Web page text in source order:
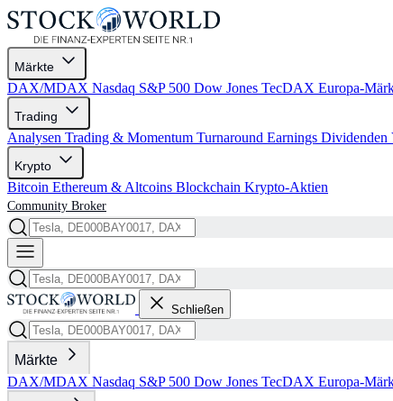
Märkte
DAX/MDAX Nasdaq S&P 500 Dow Jones TecDAX Europa-
Trading
Analysen Trading & Momentum Turnaround Earnings Dividenden
Krypto
Bitcoin Ethereum & Altcoins Blockchain Krypto-Aktien
Community Broker
Schließen
Märkte
DAX/MDAX Nasdaq S&P 500 Dow Jones TecDAX Europa-